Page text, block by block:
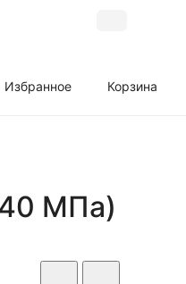
Избранное Корзина
МПа)